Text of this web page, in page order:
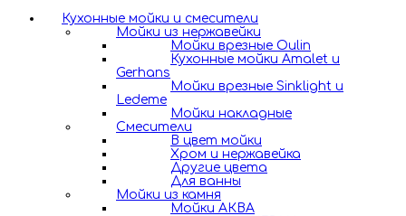
Кухонные мойки и смесители
Мойки из нержавейки
Мойки врезные Oulin
Кухонные мойки Amalet и
Gerhans
Мойки врезные Sinklight и
Ledeme
Мойки накладные
Смесители
В цвет мойки
Хром и нержавейка
Другие цвета
Для ванны
Мойки из камня
Мойки АКВА